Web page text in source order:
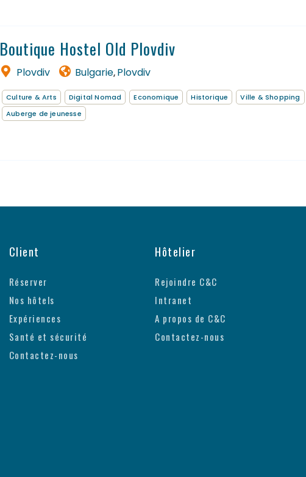
Boutique Hostel Old Plovdiv
Plovdiv Bulgarie, Plovdiv
Culture & Arts Digital Nomad Economique Historique
Ville & Shopping
Auberge de jeunesse
Client
Réserver
Nos hôtels
Expériences
Santé et sécurité
Contactez-nous
Hôtelier
Rejoindre C&C
Intranet
A propos de C&C
Contactez-nous